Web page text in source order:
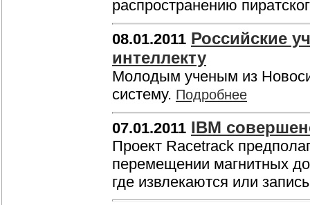
распространению
08.01.2011 Российские
интеллекту
Молодым ученым из
систему. Подробнее
07.01.2011 IBM
Проект Racetrack
перемещении магнитных
где извлекаются или